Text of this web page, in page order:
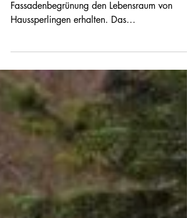
Im Zuge einer Gebäudesanierung konnte eine
Fassadenbegrünung den Lebensraum von
Gestaltungselement verfügt noch über
zahlreiche andere Vorteile.